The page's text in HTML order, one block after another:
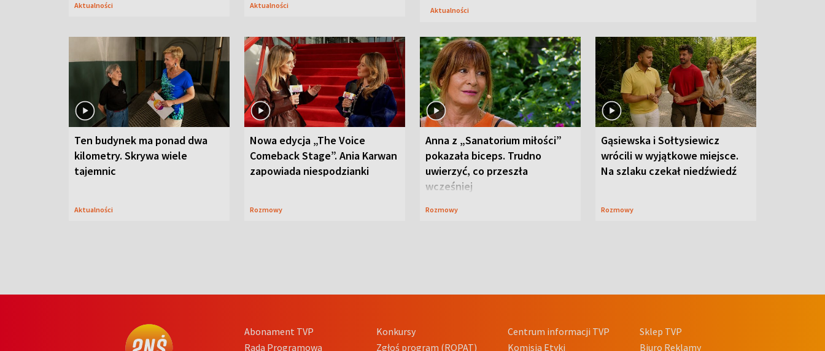
Aktualności Aktualności
Aktualności
Ten budynek ma ponad dwa
kilometry. Skrywa wiele
tajemnic
Aktualności
Nowa edycja „The Voice
Comeback Stage”. Ania Karwan
zapowiada niespodzianki
Rozmowy
Anna z „Sanatorium miłości”
pokazała biceps. Trudno
uwierzyć, co przeszła
wcześniej
Rozmowy
Gąsiewska i Sołtysiewicz
wrócili w wyjątkowe miejsce.
Na szlaku czekał niedźwiedź
Rozmowy
Abonament TVP
Rada Programowa
Konkursy
Zgłoś program (ROPAT)
Centrum informacji TVP
Komisja Etyki
Sklep TVP
Biuro Reklamy